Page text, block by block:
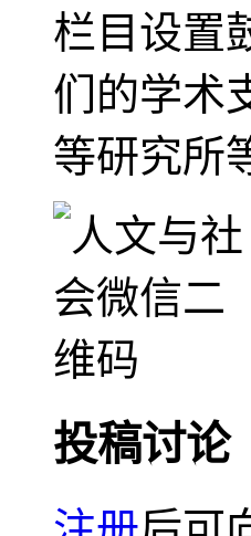
栏目设置
们的学术
等研究所
投稿讨论